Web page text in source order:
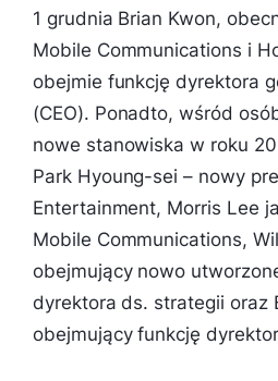
1 grudnia Brian Kwon,
Mobile Communications i
obejmie funkcję dyrektora
(CEO). Ponadto, wśród
nowe stanowiska w roku
Park Hyoung-sei – nowy
Entertainment, Morris Lee
Mobile Communications,
obejmujący nowo
dyrektora ds. strategii oraz
obejmujący funkcję